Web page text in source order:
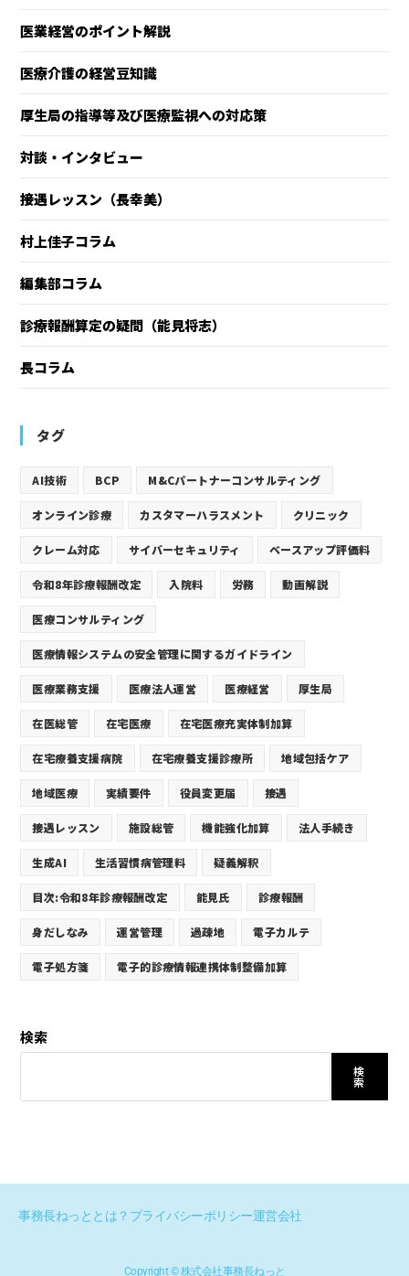
医業経営のポイント解説
医療介護の経営豆知識
厚生局の指導等及び医療監視への対応策
対談・インタビュー
接遇レッスン（長幸美）
村上佳子コラム
編集部コラム
診療報酬算定の疑問（能見将志）
長コラム
タグ
AI技術 BCP M&Cパートナーコンサルティング
オンライン診療 カスタマーハラスメント クリニック
クレーム対応 サイバーセキュリティ ベースアップ評価料
令和8年診療報酬改定 入院料 労務 動画解説
医療コンサルティング
医療情報システムの安全管理に関するガイドライン
医療業務支援 医療法人運営 医療経営 厚生局
在医総管 在宅医療 在宅医療充実体制加算
在宅療養支援病院 在宅療養支援診療所 地域包括ケア
地域医療 実績要件 役員変更届 接遇
接遇レッスン 施設総管 機能強化加算 法人手続き
生成AI 生活習慣病管理料 疑義解釈
目次:令和8年診療報酬改定 能見氏 診療報酬
身だしなみ 運営管理 過疎地 電子カルテ
電子処方箋 電子的診療情報連携体制整備加算
検索
検
索
事務長ねっととは？ プライバシーポリシー運営会社
Copyright © 株式会社事務長ねっと